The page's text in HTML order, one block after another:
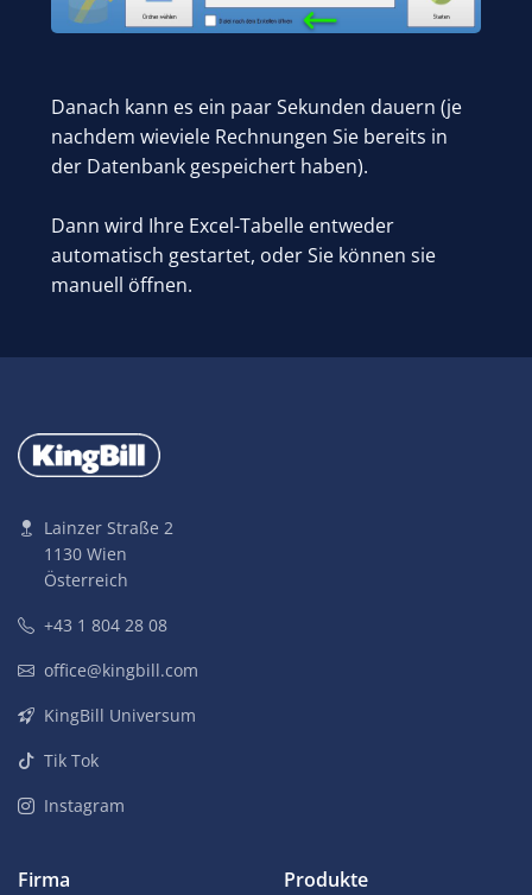
Danach kann es ein paar Sekunden dauern (je
nachdem wieviele Rechnungen Sie bereits in
der Datenbank gespeichert haben).
Dann wird Ihre Excel-Tabelle entweder
automatisch gestartet, oder Sie können sie
manuell öffnen.
Lainzer Straße 2
1130 Wien
Österreich
+43 1 804 28 08
office@kingbill.com
KingBill Universum
Tik Tok
Instagram
Firma Produkte